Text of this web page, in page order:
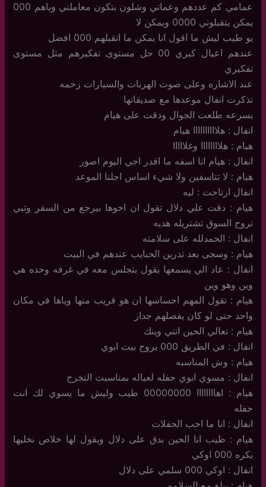
عمامي كم عددهم وعماتي وشلون بتكون معاملتي وياهم 000
يمكن يتقبلوني 0000 ويمكن لا
يو طيب ليش ما اقول انا يمكن ما اتقبلهم 000 افضل
عندهم اعيال كبري 00 حل مستوى تفكيرهم مثل مستوى
تفكيري
عند الاشاره وعلى صوت الهرنات والسيارات زحمه
تذكرت انفال موعدها مع صديقاتها
بسرعه طلعت الجوال ودقت على هيام
انفال : هلاااااااااا هيام
هيام : هلاااااااا وغلااااا
انفال : هيام انا اسفه ما اقدر اجي اليوم اصور
هيام : لا تتاسفين ولا شيء اساس اجلنا الموعد
انفال ارتاحت : ليه
هيام : دقت علي دلال تقول ان اخوها بيرجع من السفر وتبي
تروح السوق تشتريله هديه
انفال : الحمدلله على سلامته
هيام : وسجى بعد تدرين الحبايب عندهم في البيت
انفال : عاد الي يسمعها يقول بتجلس معه في غرفه وحده هي
وين وهو وين
هيام : تقول المهم احساسها ان هو قريب منها وياها في مكان
واحد حتى لو كان يفصلهم جدار
هيام : تعالي الحين انتي وينك
انفال : في الطريق 000 بروح بيت ابوي
هيام : وش المناسبه
انفال : مسوي ابوي حفله لعياله بمناسبت التخرج
هيام : اهاااااااا 00000000 طيب وليش ما يسوي لك انت
حفله
انفال : انا ما احب الحفلات
هيام : طيب انا الحين بدق على دلال وبقول لها خلاص نخليها
بكره 000 اوكي
انفال : اوكي 000 سلمي على دلال